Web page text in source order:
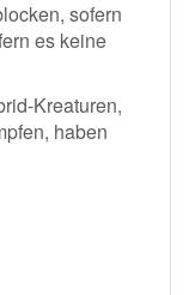
sofern
es keine
Kreaturen,
haben